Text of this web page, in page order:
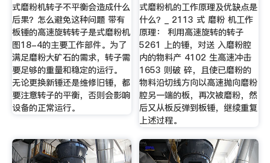
式磨粉机转子不平衡会造成什么
后果？怎么避免这种问题 带有
板锤的高速旋转转子是式磨粉机
图18-4的主要工作部件。为了
满足磨粉大矿石的需求，转子需
要足够的重量和稳定的运行。
无论更换新锤还是维修旧锤，都
要注意转子的平衡，否则会影响
设备的正常运行。
式磨粉机的工作原理及优缺点是
什么？_ 2113 式 磨粉 机工作
原理： 利用高速旋转的转子
5261 上的锤，对送 入磨粉腔
内的物料产 4102 生高速冲击
1653 则破 碎，且使已磨粉的
物料沿切线方向以高速抛向磨粉
腔另一端的板，再次被磨粉，然
后又从板反弹到板锤，继续重复
上述过程。